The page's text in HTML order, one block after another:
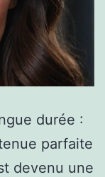
durée :
parfaite
devenu une